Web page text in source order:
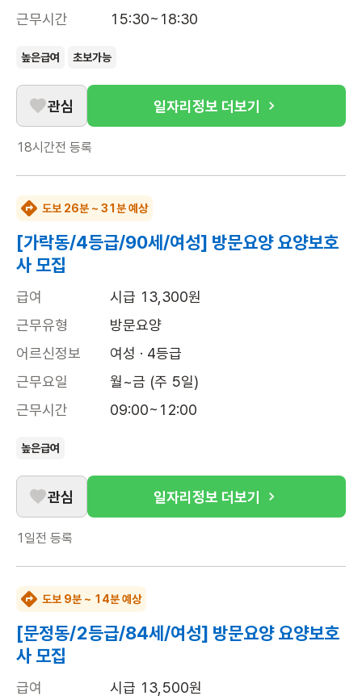
근무시간
15:30~18:30
높은급여 초보가능
관심 일자리정보 더보기
18시간전 등록
도보 26분 ~ 31분 예상
[가락동/4등급/90세/여성] 방문요양 요양보호
사 모집
급여
시급 13,300원
근무유형
방문요양
어르신정보
여성 · 4등급
근무요일
월~금 (주 5일)
근무시간
09:00~12:00
높은급여
관심 일자리정보 더보기
1일전 등록
도보 9분 ~ 14분 예상
[문정동/2등급/84세/여성] 방문요양 요양보호
사 모집
급여
시급 13,500원